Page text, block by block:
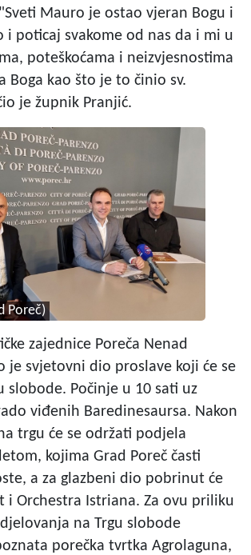
Mauro je ostao vjeran Bogu i
i poticaj svakome od nas da i mi u
poteškoćama i neizvjesnostima
Boga kao što je to činio sv.
je župnik Pranjić.
Poreč)
zajednice Poreča Nenad
je svjetovni dio proslave koji će se
slobode. Počinje u 10 sati uz
viđenih Baredinesaursa. Nakon
trgu će se održati podjela
kojima Grad Poreč časti
a za glazbeni dio pobrinut će
i Orchestra Istriana. Za ovu priliku
na Trgu slobode
porečka tvrtka Agrolaguna,